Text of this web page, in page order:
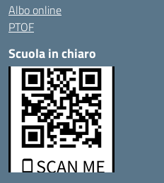
Albo online
PTOF
Scuola in chiaro